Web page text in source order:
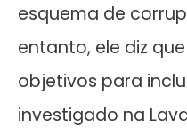
esquema de
entanto, ele diz
objetivos para
investigado na